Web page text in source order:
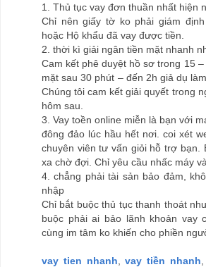
1. Thủ tục vay đơn thuần nhất hiện
Chỉ nên giấy tờ ko phải giám
hoặc Hộ khẩu đã vay được tiền.
2. thời kì giải ngân tiền mặt nhanh
Cam kết phê duyệt hồ sơ trong 15
mặt sau 30 phút – đến 2h giả dụ
Chúng tôi cam kết giải quyết trong
hôm sau.
3. Vay toền online miễn là bạn với
đông đảo lúc hầu hết nơi. coi xét
chuyên viên tư vấn giỏi hỗ trợ bạn.
xa chờ đợi. Chỉ yêu cầu nhấc máy
4. chẳng phải tài sản bảo đảm,
nhập
Chỉ bắt buộc thủ tục thanh thoát
buộc phải ai bảo lãnh khoản vay
cùng im tâm ko khiến cho phiền
vay tien nhanh ,vay tiền nhanh